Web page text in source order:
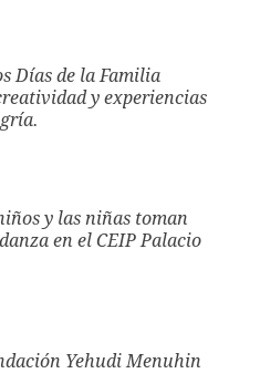
Días de la Familia
y experiencias
y las niñas toman
en el CEIP Palacio
Yehudi Menuhin